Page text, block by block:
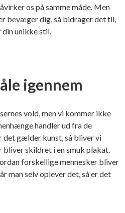
os på samme måde. Men
bevæger dig, så bidrager det til,
unikke stil.
igennem
vold, men vi kommer ikke
handler ud fra de
det gælder kunst, så bliver vi
bliver skildret i en smuk plakat.
forskellige mennesker bliver
man selv oplever det, så er det